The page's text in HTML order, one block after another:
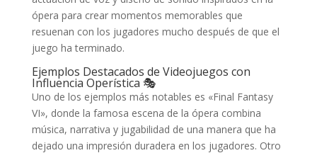
ópera para crear momentos memorables que
resuenan con los jugadores mucho después de que el
juego ha terminado.
Ejemplos Destacados de Videojuegos con
Influencia Operística 🎭
Uno de los ejemplos más notables es «Final Fantasy
VI», donde la famosa escena de la ópera combina
música, narrativa y jugabilidad de una manera que ha
dejado una impresión duradera en los jugadores. Otro